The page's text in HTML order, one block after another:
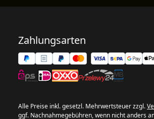
Zahlungsarten
Alle Preise inkl. gesetzl. Mehrwertsteuer zzgl.
ggf. Nachnahmegebühren, wenn nicht anders